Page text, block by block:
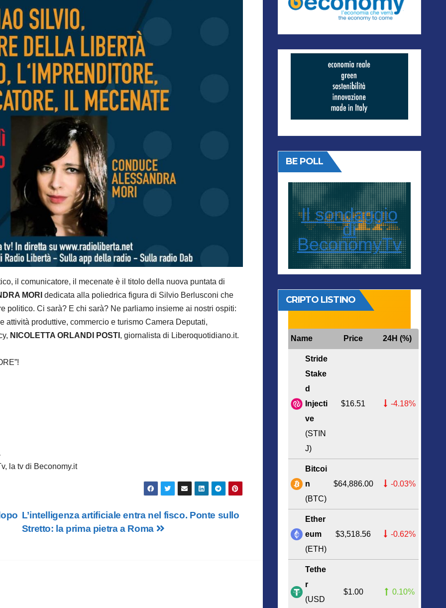
il comunicatore, il mecenate è il titolo della nuova puntata di
MORI dedicata alla poliedrica figura di Silvio Berlusconi che
politico. Ci sarà? E chi sarà? Ne parliamo insieme ai nostri ospiti:
attività produttive, commercio e turismo Camera Deputati,
NICOLETTA ORLANDI POSTI , giornalista di Liberoquotidiano.it.
la tv di Beconomy.it
L’intelligenza artificiale entra nel fisco. Ponte sullo
Stretto: la prima pietra a Roma
BE POLL
Il sondaggio
di
BeconomyTv
CRIPTO LISTINO
Name Price 24H (%)
Stride
Stake
d
Injecti
ve
(STIN
J)
$16.51 -4.18%
Bitcoi
n
(BTC)
$64,886.00 -0.03%
Ether
eum
(ETH)
$3,518.56 -0.62%
Tethe
r
(USD
$1.00 0.10%